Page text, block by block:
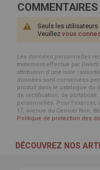
COMMENTAIRES
Seuls les utilisateurs
Veuillez vous
Les données personnelles
traitement effectué par Diverti
attribution d'une note -
données sont conservées
produit dans le catalogue du
de rectification, de
personnelles. Pour l’exercer,
17, avenue du Cerisier Noir,
Politique de protection des
DÉCOUVREZ NOS